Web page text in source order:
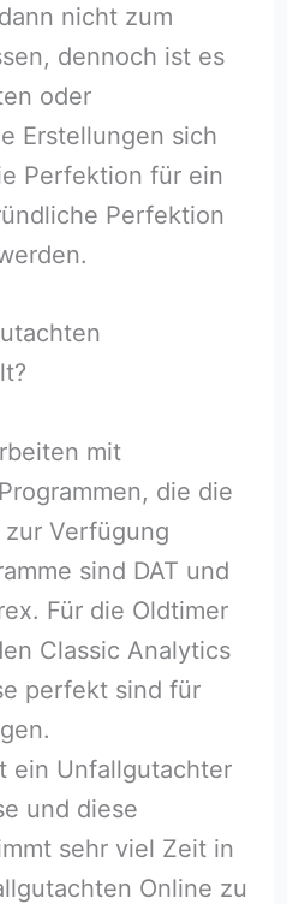
nicht zum
dennoch ist es
oder
Erstellungen sich
Perfektion für ein
Perfektion
mit
die die
Verfügung
sind DAT und
Für die Oldtimer
Classic Analytics
perfekt sind für
ein Unfallgutachter
und diese
sehr viel Zeit in
Online zu